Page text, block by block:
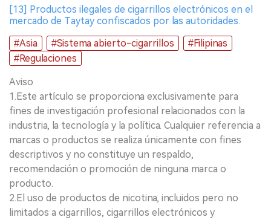
[13] Productos ilegales de cigarrillos electrónicos en el
mercado de Taytay confiscados por las autoridades.
#Asia
#Sistema abierto-cigarrillos
#Filipinas
#Regulaciones
Aviso
1.Este artículo se proporciona exclusivamente para
fines de investigación profesional relacionados con la
industria, la tecnología y la política. Cualquier referencia a
marcas o productos se realiza únicamente con fines
descriptivos y no constituye un respaldo,
recomendación o promoción de ninguna marca o
producto.
2.El uso de productos de nicotina, incluidos pero no
limitados a cigarrillos, cigarrillos electrónicos y